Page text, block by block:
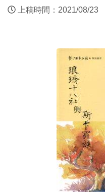
上稿時間：2021/08/23